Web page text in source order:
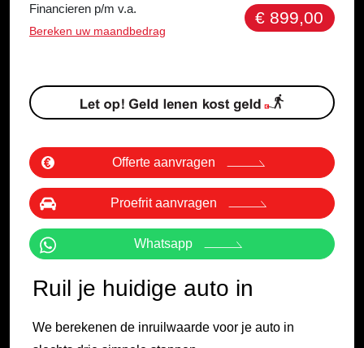
Financieren p/m v.a. € 899,00
Bereken uw maandbedrag
Offerte aanvragen
Proefrit aanvragen
Whatsapp